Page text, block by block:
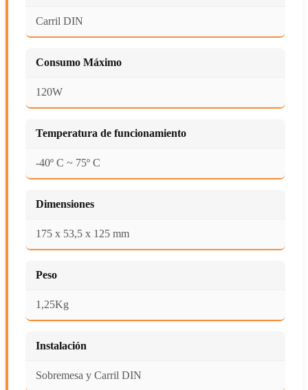
Carril DIN
Consumo Máximo
120W
Temperatura de funcionamiento
-40º C ~ 75º C
Dimensiones
175 x 53,5 x 125 mm
Peso
1,25Kg
Instalación
Sobremesa y Carril DIN